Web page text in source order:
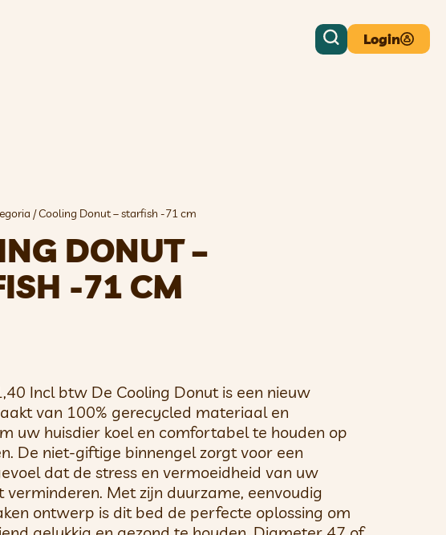
Login
/ Cooling Donut – starfish -71 cm
DONUT –
-71 CM
Incl btw De Cooling Donut is een nieuw
van 100% gerecycled materiaal en
uw huisdier koel en comfortabel te houden op
De niet-giftige binnengel zorgt voor een
dat de stress en vermoeidheid van uw
verminderen. Met zijn duurzame, eenvoudig
ontwerp is dit bed de perfecte oplossing om